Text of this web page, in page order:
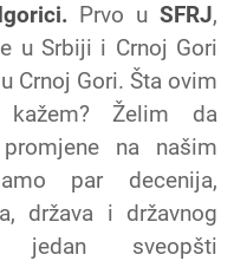
Prvo uSFRJ,
u Srbiji i Crnoj Gori
Crnoj Gori. Šta ovim
kažem? Želim da
na našim
par decenija,
država i državnog
jedan sveopšti